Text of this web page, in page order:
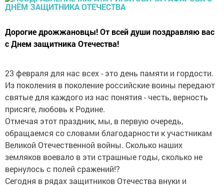
Дорогие дрожжановцы! От всей души поздравляю вас
с Днем защитника Отечества!
23 февраля для нас всех - это день памяти и гордости.
Из поколения в поколение российские воины передают
святые для каждого из нас понятия - честь, верность
присяге, любовь к Родине.
Отмечая этот праздник, мы, в первую очередь,
обращаемся со словами благодарности к участникам
Великой Отечественной войны. Сколько наших
земляков воевало в эти страшные годы, сколько не
вернулось с полей сражений!?
Сегодня в рядах защитников Отечества внуки и